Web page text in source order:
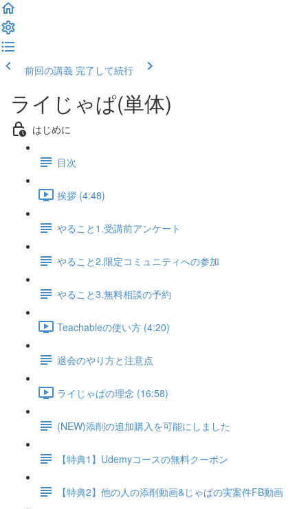
前回の講義 完了して続行
ライじゃぱ(単体)
はじめに
目次
挨拶 (4:48)
やること1.受講前アンケート
やること2.限定コミュニティへの参加
やること3.無料相談の予約
Teachableの使い方 (4:20)
退会のやり方と注意点
ライじゃぱの理念 (16:58)
(NEW)添削の追加購入を可能にしました
【特典1】Udemyコースの無料クーポン
【特典2】他の人の添削動画&じゃぱの実案件FB動画